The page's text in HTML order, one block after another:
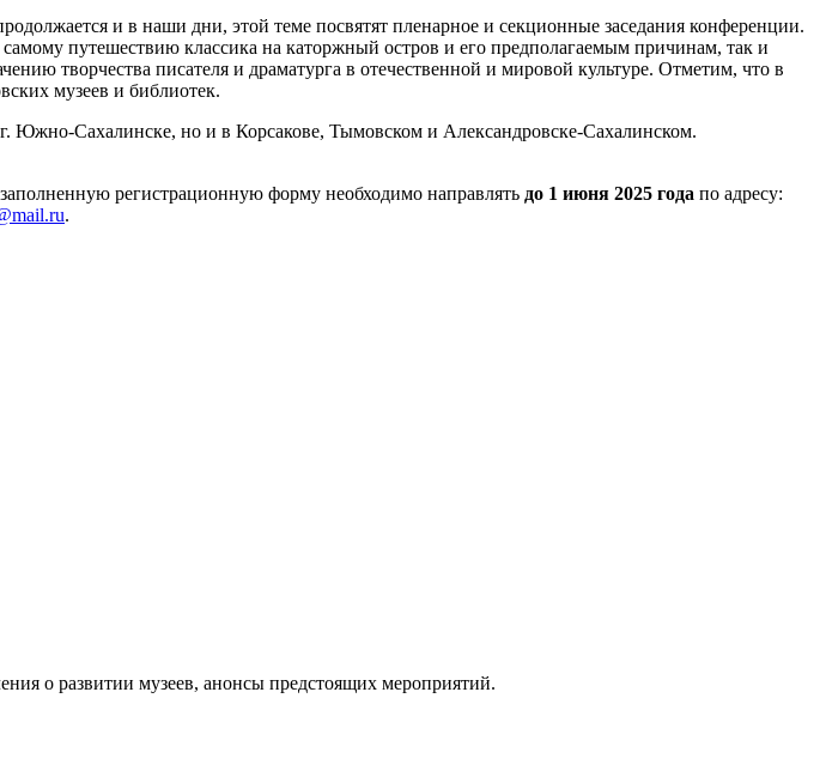
и в наши дни, этой теме посвятят пленарное и секционные заседания конференции.
путешествию классика на каторжный остров и его предполагаемым причинам, так и
творчества писателя и драматурга в отечественной и мировой культуре. Отметим, что в
музеев и библиотек.
Южно-Сахалинске, но и в Корсакове, Тымовском и Александровске-Сахалинском.
регистрационную форму необходимо направлять до 1 июня 2025 года по адресу:
.
о развитии музеев, анонсы предстоящих мероприятий.